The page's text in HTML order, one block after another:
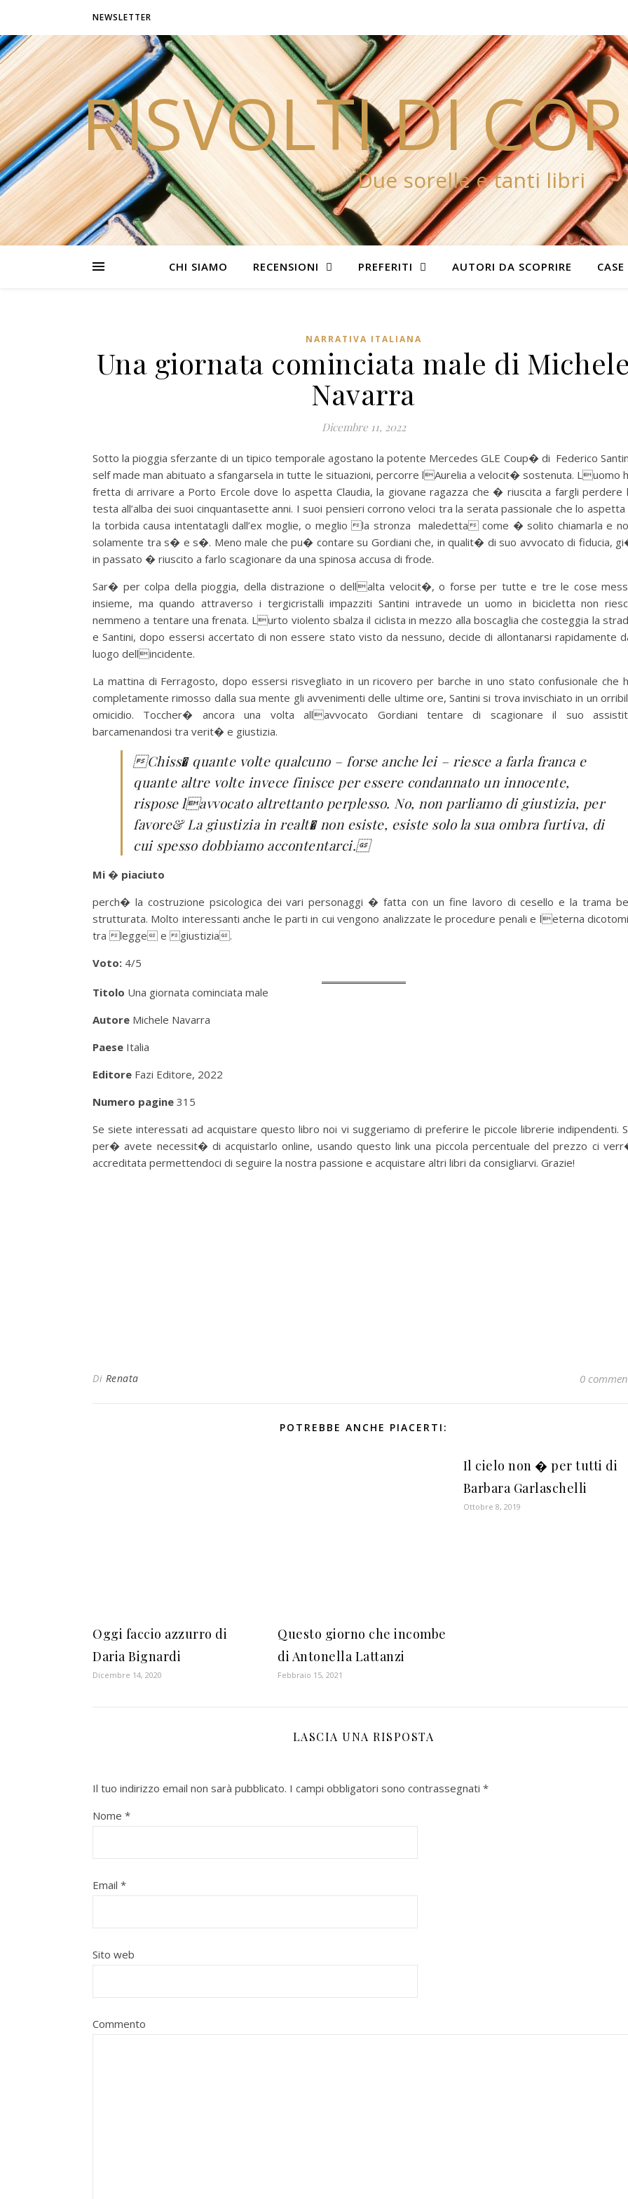
NEWSLETTER
RISVOLTI DI
Due sorelle e tanti libri
CHI SIAMO RECENSIONI PREFERITI AUTORI DA SCOPRIRE
NARRATIVA ITALIANA
Una giornata cominciata male di
Navarra
Dicembre 11, 2022
Sotto la pioggia sferzante di un tipico temporale agostano la potente Mercedes GLE Coup� di Federico
self made man abituato a sfangarsela in tutte le situazioni, percorre lAurelia a velocit� sostenuta. Luomo
fretta di arrivare a Porto Ercole dove lo aspetta Claudia, la giovane ragazza che � riuscita a fargli perdere
testa all’alba dei suoi cinquantasette anni. I suoi pensieri corrono veloci tra la serata passionale che lo aspetta
la torbida causa intentatagli dall’ex moglie, o meglio la stronza maledetta come � solito chiamarla e
solamente tra s� e s�. Meno male che pu� contare su Gordiani che, in qualit� di suo avvocato di fiducia,
in passato � riuscito a farlo scagionare da una spinosa accusa di frode.
Sar� per colpa della pioggia, della distrazione o dellalta velocit�, o forse per tutte e tre le cose
insieme, ma quando attraverso i tergicristalli impazziti Santini intravede un uomo in bicicletta non
nemmeno a tentare una frenata. Lurto violento sbalza il ciclista in mezzo alla boscaglia che costeggia la
e Santini, dopo essersi accertato di non essere stato visto da nessuno, decide di allontanarsi rapidamente
luogo dellincidente.
La mattina di Ferragosto, dopo essersi risvegliato in un ricovero per barche in uno stato confusionale che
completamente rimosso dalla sua mente gli avvenimenti delle ultime ore, Santini si trova invischiato in un
omicidio. Toccher� ancora una volta allavvocato Gordiani tentare di scagionare il suo
barcamenandosi tra verit� e giustizia.
Chiss� quante volte qualcuno – forse anche lei – riesce a farla franca e
quante altre volte invece finisce per essere condannato un innocente,
rispose lavvocato altrettanto perplesso. No, non parliamo di giustizia, per
favore& La giustizia in realt� non esiste, esiste solo la sua ombra furtiva, di
cui spesso dobbiamo accontentarci.
Mi � piaciuto
perch� la costruzione psicologica dei vari personaggi � fatta con un fine lavoro di cesello e la trama
strutturata. Molto interessanti anche le parti in cui vengono analizzate le procedure penali e leterna
tra legge e giustizia.
Voto: 4/5
Titolo Una giornata cominciata male
Autore Michele Navarra
Paese Italia
Editore Fazi Editore, 2022
Numero pagine 315
Se siete interessati ad acquistare questo libro noi vi suggeriamo di preferire le piccole librerie indipendenti.
per� avete necessit� di acquistarlo online, usando questo link una piccola percentuale del prezzo ci
accreditata permettendoci di seguire la nostra passione e acquistare altri libri da consigliarvi. Grazie!
Di Renata 0
POTREBBE ANCHE PIACERTI:
Oggi faccio azzurro di
Daria Bignardi
Dicembre 14, 2020
Questo giorno che incombe
di Antonella Lattanzi
Febbraio 15, 2021
Il cielo non � per tutti di
Barbara Garlaschelli
Ottobre 8, 2019
LASCIA UNA RISPOSTA
Il tuo indirizzo email non sarà pubblicato. I campi obbligatori sono contrassegnati *
Nome *
Email *
Sito web
Commento